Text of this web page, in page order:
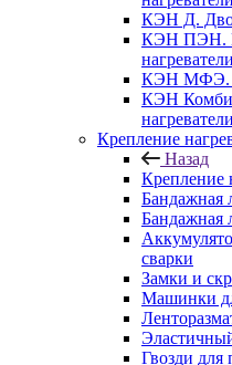
КЭН Д.
КЭН ПЭН.
нагреватели
КЭН МФЭ.
КЭН
нагреватели
Крепление
Назад
Крепление
Бандажная
Бандажная
сварки
Замки и
Машинки
Гвозди